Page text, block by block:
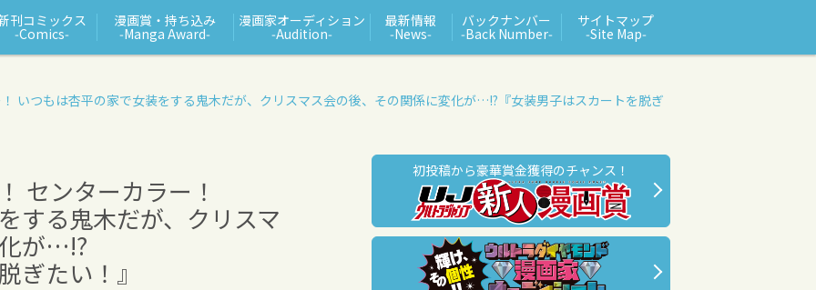
刊コミックス
‑Comics‑
漫画賞・持ち込み
‑Manga Award‑
漫画家オーディション
‑Audition‑
最新情報
‑News‑
バックナンバー
‑Back Number‑
サイトマップ
‑Site Map‑
いつもは杏平の家で女装をする鬼木だが、クリスマス会の後、その関係に変化が…!? 『女装男子はスカートを脱ぎ
センターカラー！
する鬼木だが、クリスマ
が…!?
ぎたい！』
初投稿から豪華賞金獲得のチャンス！